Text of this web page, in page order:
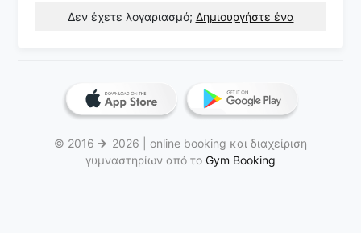
Δεν έχετε λογαριασμό; Δημιουργήστε ένα
© 2016
2026 | online booking και διαχείριση
γυμναστηρίων από το Gym Booking